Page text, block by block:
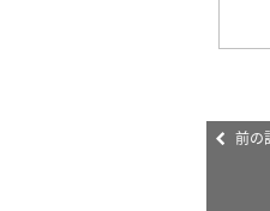
前の